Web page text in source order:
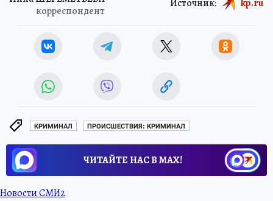
корреспондент
Источник: kp.ru
КРИМИНАЛ ПРОИСШЕСТВИЯ: КРИМИНАЛ
ЧИТАЙТЕ НАС В МАХ!
Новости СМИ2